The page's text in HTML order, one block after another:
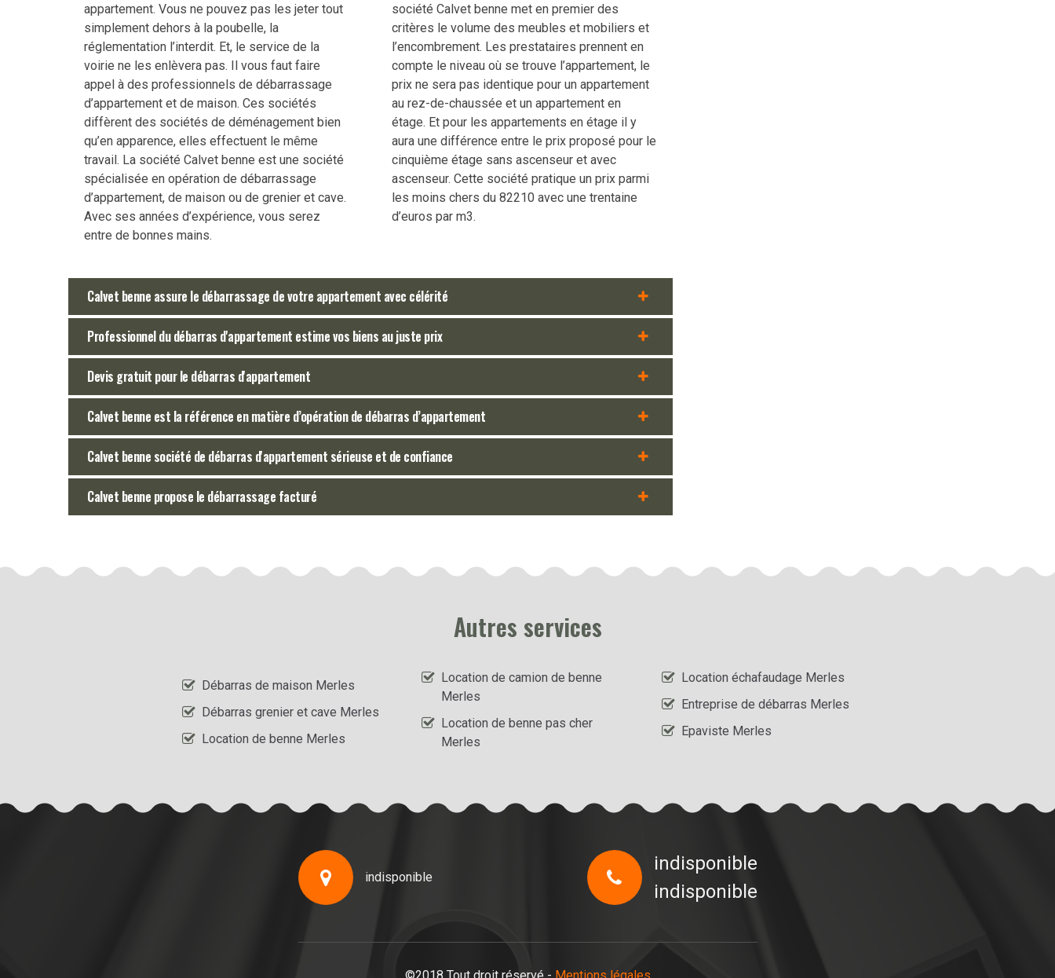
appartement. Vous ne pouvez pas les jeter tout
simplement dehors à la poubelle, la
réglementation l’interdit. Et, le service de la
voirie ne les enlèvera pas. Il vous faut faire
appel à des professionnels de débarrassage
d’appartement et de maison. Ces sociétés
diffèrent des sociétés de déménagement bien
qu’en apparence, elles effectuent le même
travail. La société Calvet benne est une société
spécialisée en opération de débarrassage
d’appartement, de maison ou de grenier et cave.
Avec ses années d’expérience, vous serez
entre de bonnes mains.
société Calvet benne met en premier des
critères le volume des meubles et mobiliers et
l’encombrement. Les prestataires prennent en
compte le niveau où se trouve l’appartement, le
prix ne sera pas identique pour un appartement
au rez-de-chaussée et un appartement en
étage. Et pour les appartements en étage il y
aura une différence entre le prix proposé pour le
cinquième étage sans ascenseur et avec
ascenseur. Cette société pratique un prix parmi
les moins chers du 82210 avec une trentaine
d’euros par m3.
Calvet benne assure le débarrassage de votre appartement avec célérité
Professionnel du débarras d'appartement estime vos biens au juste prix
Devis gratuit pour le débarras d'appartement
Calvet benne est la référence en matière d’opération de débarras d’appartement
Calvet benne société de débarras d'appartement sérieuse et de confiance
Calvet benne propose le débarrassage facturé
Autres services
Débarras de maison Merles
Débarras grenier et cave Merles
Location de benne Merles
Location de camion de benne
Merles
Location de benne pas cher
Merles
Location échafaudage Merles
Entreprise de débarras Merles
Epaviste Merles
indisponible
indisponible
indisponible
©2018 Tout droit réservé - Mentions légales